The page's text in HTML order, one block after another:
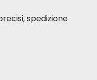
spedizione